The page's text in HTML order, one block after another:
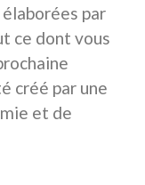
par
ce dont vous
créé par une
et de